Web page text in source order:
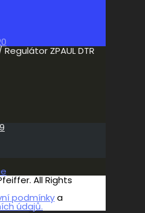
Regulátor ZPAUL DTR
All Rights
podmínkya
údajů.